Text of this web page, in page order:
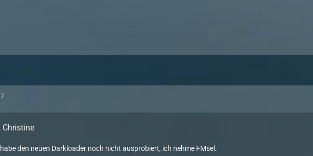
den neuen Darkloader noch nicht ausprobiert, ich nehme FMsel.